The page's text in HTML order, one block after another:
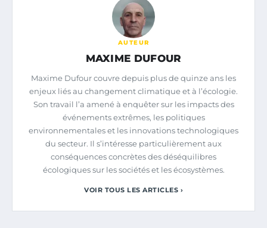
AUTEUR
MAXIME DUFOUR
Maxime Dufour couvre depuis plus de quinze ans les
enjeux liés au changement climatique et à l’écologie.
Son travail l’a amené à enquêter sur les impacts des
événements extrêmes, les politiques
environnementales et les innovations technologiques
du secteur. Il s’intéresse particulièrement aux
conséquences concrètes des déséquilibres
écologiques sur les sociétés et les écosystèmes.
VOIR TOUS LES ARTICLES ›